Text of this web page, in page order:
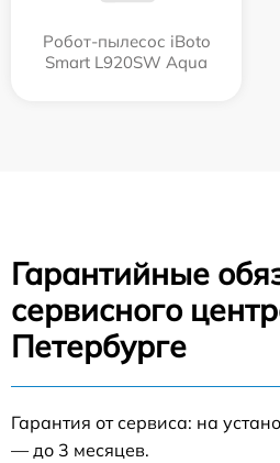
Робот-пылесос iBoto
Smart L920SW Aqua
Гарантийные
сервисного
Петербурге
Гарантия от сервиса: на
— до 3 месяцев.